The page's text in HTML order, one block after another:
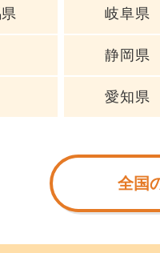
岐阜県
静岡県
愛知県
全国